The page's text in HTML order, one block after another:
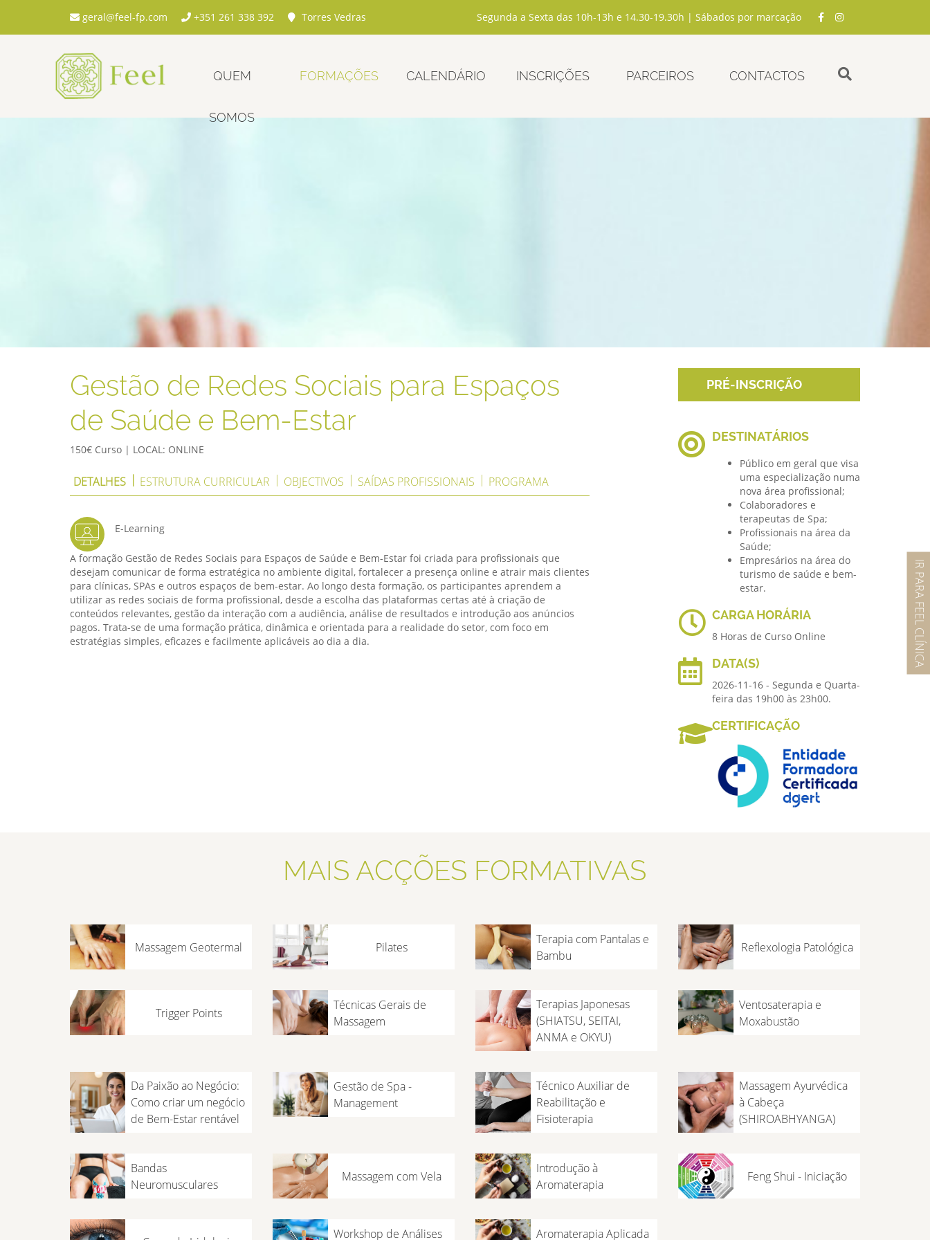
IR PARA FEEL CLÍNICA
geral@feel-fp.com +351 261 338 392 Torres Vedras Segunda a Sexta das 10h-13h e 14.30-19.30h | Sábados por marcação
QUEM
SOMOS
FORMAÇÕES CALENDÁRIO INSCRIÇÕES PARCEIROS CONTACTOS
Gestão de Redes Sociais para Espaços
de Saúde e Bem-Estar
150€ Curso | LOCAL: ONLINE
DETALHES ESTRUTURA CURRICULAR OBJECTIVOS SAÍDAS PROFISSIONAIS PROGRAMA
E-Learning
A formação Gestão de Redes Sociais para Espaços de Saúde e Bem-Estar foi criada para profissionais que
desejam comunicar de forma estratégica no ambiente digital, fortalecer a presença online e atrair mais clientes
para clínicas, SPAs e outros espaços de bem-estar. Ao longo desta formação, os participantes aprendem a
utilizar as redes sociais de forma profissional, desde a escolha das plataformas certas até à criação de
conteúdos relevantes, gestão da interação com a audiência, análise de resultados e introdução aos anúncios
pagos. Trata-se de uma formação prática, dinâmica e orientada para a realidade do setor, com foco em
estratégias simples, eficazes e facilmente aplicáveis ao dia a dia.
PRÉ-INSCRIÇÃO
DESTINATÁRIOS
Público em geral que visa
uma especialização numa
nova área profissional;
Colaboradores e
terapeutas de Spa;
Profissionais na área da
Saúde;
Empresários na área do
turismo de saúde e bem-
estar.
CARGA HORÁRIA
8 Horas de Curso Online
DATA(S)
2026-11-16 - Segunda e Quarta-
feira das 19h00 às 23h00.
CERTIFICAÇÃO
MAIS ACÇÕES FORMATIVAS
Massagem Geotermal Pilates
Terapia com Pantalas e
Bambu
Reflexologia Patológica
Trigger Points
Técnicas Gerais de
Massagem
Terapias Japonesas
(SHIATSU, SEITAI,
ANMA e OKYU)
Ventosaterapia e
Moxabustão
Da Paixão ao Negócio:
Como criar um negócio
de Bem-Estar rentável
Gestão de Spa -
Management
Técnico Auxiliar de
Reabilitação e
Fisioterapia
Massagem Ayurvédica
à Cabeça
(SHIROABHYANGA)
Bandas
Neuromusculares
Massagem com Vela
Introdução à
Aromaterapia
Feng Shui - Iniciação
Workshop de Análises
Aromaterapia Aplicada